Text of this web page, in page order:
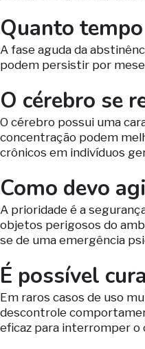
Quanto
A fase aguda da
podem persistir por
O cérebro se
O cérebro possui uma
concentração podem
crônicos em indivíduos
Como devo
A prioridade é a
objetos perigosos do
se de uma emergência
É possível
Em raros casos de uso
descontrole
eficaz para interromper o